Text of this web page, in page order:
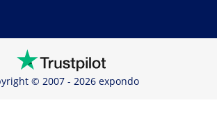
© 2007 - 2026 expondo